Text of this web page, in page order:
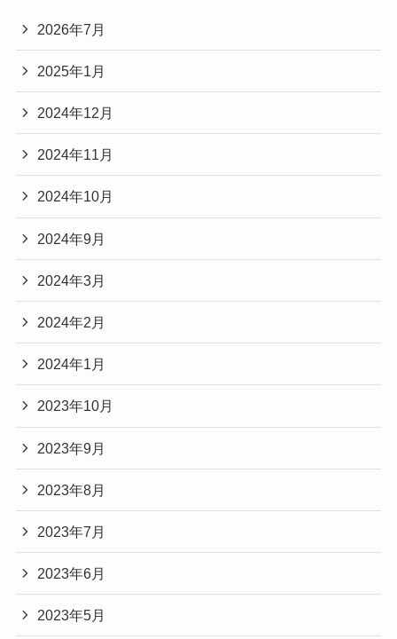
2026年7月
2025年1月
2024年12月
2024年11月
2024年10月
2024年9月
2024年3月
2024年2月
2024年1月
2023年10月
2023年9月
2023年8月
2023年7月
2023年6月
2023年5月